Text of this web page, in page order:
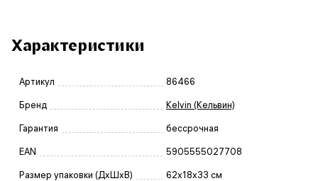
Характеристики
Артикул 86466
Бренд Kelvin (Кельвин)
Гарантия бессрочная
EAN 5905555027708
Размер упаковки (ДxШxВ) 62x18x33 см